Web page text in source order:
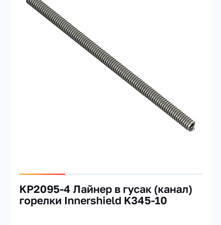
+7(351) 223-98-74
заказать звонок
KP2095-4 Лайнер в гусак (канал)
горелки Innershield K345-10